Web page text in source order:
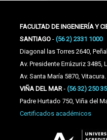
FACULTAD DE INGENIERÍA Y
SANTIAGO - (56 2) 2331 1000
Diagonal las Torres 2640,
Av. Presidente Errázuriz 3485,
Av. Santa María 5870, Vitacura.
VIÑA DEL MAR - (56 32) 250
Padre Hurtado 750, Viña del
Certificados académicos